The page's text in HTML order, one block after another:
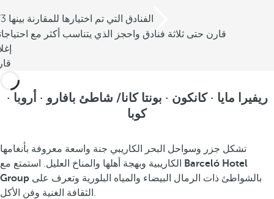
/3 الفنادق التي تم اختيارها للمقارنة بينها
قارن حتى ثلاثة فنادق واحجز الذي يتناسب أكثر مع
ريفيرا مايا · كانكون · بونتا كانا/ شاطئ بافارو · أروبا ·
كوبا
تشكل جزر وسواحل البحر الكاريبي جنة واسعة معروفة بأنغامها
Barceló Hotel
Group بالشواطئ ذات الرمال البيضاء والمياه البلورية وتعرف على
الثقافة الغنية وفن الأكل.